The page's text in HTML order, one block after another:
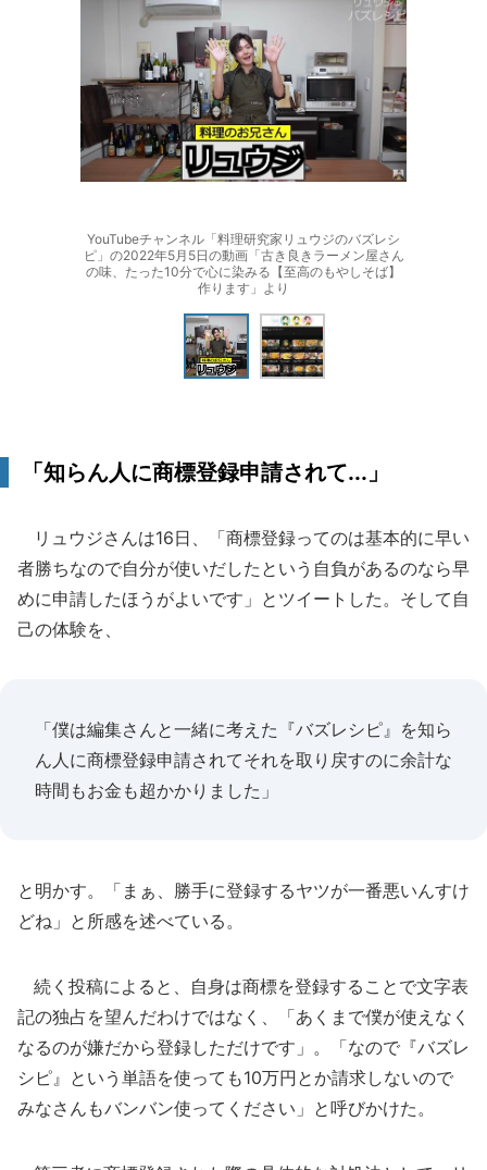
YouTubeチャンネル「料理研究家リュウジのバズレシ
ピ」の2022年5月5日の動画「古き良きラーメン屋さん
の味、たった10分で心に染みる【至高のもやしそば】
作ります」より
「知らん人に商標登録申請されて...」
リュウジさんは16日、「商標登録ってのは基本的に早い
者勝ちなので自分が使いだしたという自負があるのなら早
めに申請したほうがよいです」とツイートした。そして自
己の体験を、
「僕は編集さんと一緒に考えた『バズレシピ』を知ら
ん人に商標登録申請されてそれを取り戻すのに余計な
時間もお金も超かかりました」
と明かす。「まぁ、勝手に登録するヤツが一番悪いんすけ
どね」と所感を述べている。
続く投稿によると、自身は商標を登録することで文字表
記の独占を望んだわけではなく、「あくまで僕が使えなく
なるのが嫌だから登録しただけです」。「なので『バズレ
シピ』という単語を使っても10万円とか請求しないので
みなさんもバンバン使ってください」と呼びかけた。